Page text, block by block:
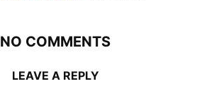
NO COMMENTS
LEAVE A REPLY